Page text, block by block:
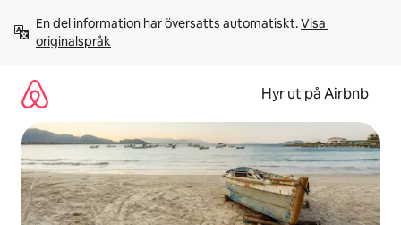
innehåll
En del information har översatts automatiskt. Visa
originalspråk
Hyr ut på Airbnb